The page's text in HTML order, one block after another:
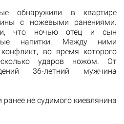
обнаружили в квартире
с ножевыми ранениями.
что ночью отец и сын
напитки. Между ними
во время которого
ударов ножом. От
36-летний мужчина
не судимого киевлянина